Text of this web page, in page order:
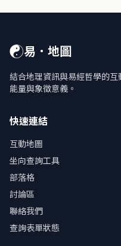
☯易．地圖
結合地理資訊與易經哲學的
能量與象徵意義。
快速連結
互動地圖
坐向查詢工具
部落格
討論區
聯絡我們
查詢表單狀態